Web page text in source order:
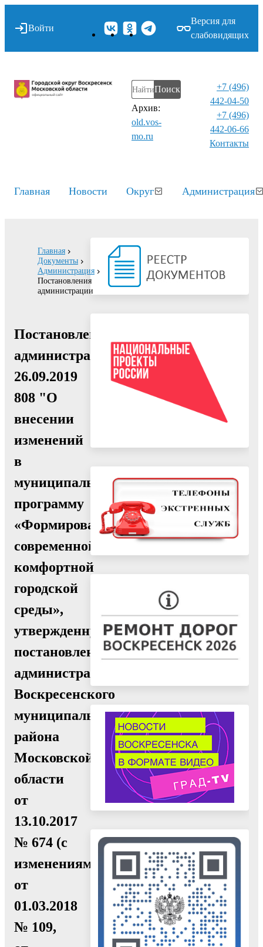
Войти
Версия для
слабовидящих
Поиск
Архив:
old.vos-
mo.ru
+7 (496)
442-04-50
+7 (496)
442-06-66
Контакты⁠
Главная Новости Округ Администрация
Главная
Документы
Администрация
Постановления
администрации
Постановление
администрации
26.09.2019
808 "О
внесении
изменений
в
муниципальную
программу
«Формирование
современной
комфортной
городской
среды»,
утвержденную
постановлением
администрации
Воскресенского
муниципального
района
Московской
области
от
13.10.2017
№ 674 (с
изменениями
от
01.03.2018
№ 109,